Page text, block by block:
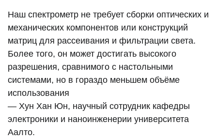
Наш спектрометр не требует сборки оптических и
механических компонентов или конструкций
матриц для рассеивания и фильтрации света.
Более того, он может достигать высокого
разрешения, сравнимого с настольными
системами, но в гораздо меньшем объёме
использования
— Хун Хан Юн, научный сотрудник кафедры
электроники и наноинженерии университета
Аалто.